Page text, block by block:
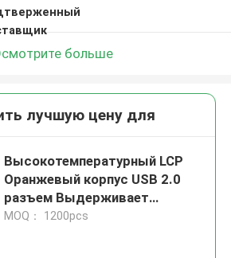
больше
лучшую цену для
Высокотемпературный LCP
Оранжевый корпус USB 2.0
разъем Выдерживает
напряжение 500В AC
MOQ： 1200pcs